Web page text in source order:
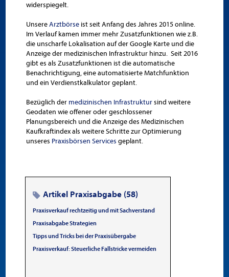
widerspiegelt.
UnsereArztbörse ist seit Anfang des Jahres 2015 online.
Im Verlauf kamen immer mehr Zusatzfunktionen wie z.B.
die unscharfe Lokalisation auf der Google Karte und die
Anzeige der medizinischen Infrastruktur hinzu. Seit 2016
gibt es als Zusatzfunktionen ist die automatische
Benachrichtigung, eine automatisierte Matchfunktion
und ein Verdienstkalkulator geplant.
Bezüglich der medizinischen Infrastruktursind weitere
Geodaten wie offener oder geschlossener
Planungsbereich und die Anzeige des Medizinischen
Kaufkraftindex als weitere Schritte zur Optimierung
unseres Praxisbörsen Services geplant.
Artikel Praxisabgabe (58)
Praxisverkauf rechtzeitig und mit Sachverstand
Praxisabgabe Strategien
Tipps und Tricks bei der Praxisübergabe
Praxisverkauf: Steuerliche Fallstricke vermeiden